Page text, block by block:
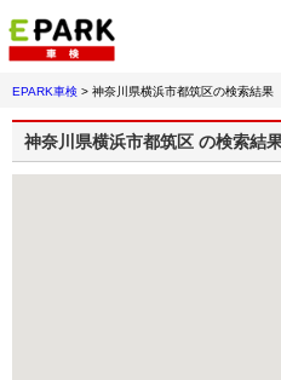
EPARK車検 > 神奈川県横浜市都筑区の検索結果
神奈川県横浜市都筑区 の検索結